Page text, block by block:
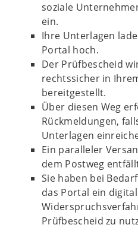
soziale
ein.
Ihre Unterlagen
Portal hoch.
Der Prüfbescheid
rechtssicher in
bereitgestellt.
Über diesen Weg
Rückmeldungen,
Unterlagen
Ein paralleler
dem Postweg
Sie haben bei
das Portal ein
Prüfbescheid zu